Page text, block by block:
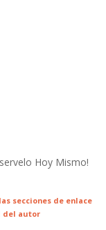
Hoy Mismo!
secciones de enlace
del autor